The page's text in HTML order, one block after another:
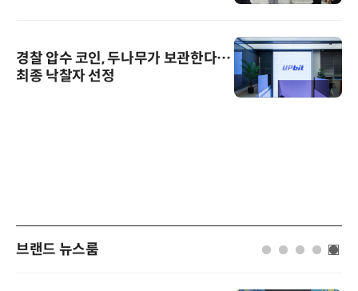
경찰 압수 코인, 두나무가 보관한다…
최종 낙찰자 선정
브랜드 뉴스룸